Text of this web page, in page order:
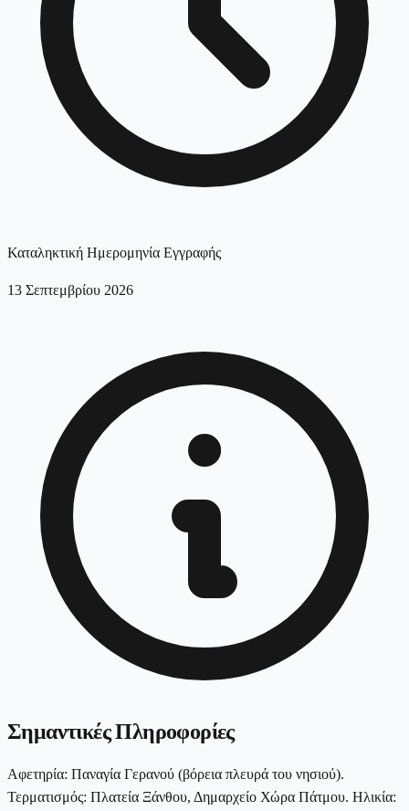
Καταληκτική Ημερομηνία Εγγραφής
13 Σεπτεμβρίου 2026
Σημαντικές Πληροφορίες
Αφετηρία: Παναγία Γερανού (βόρεια πλευρά του νησιού).
Τερματισμός: Πλατεία Ξάνθου, Δημαρχείο Χώρα Πάτμου. Ηλικία: